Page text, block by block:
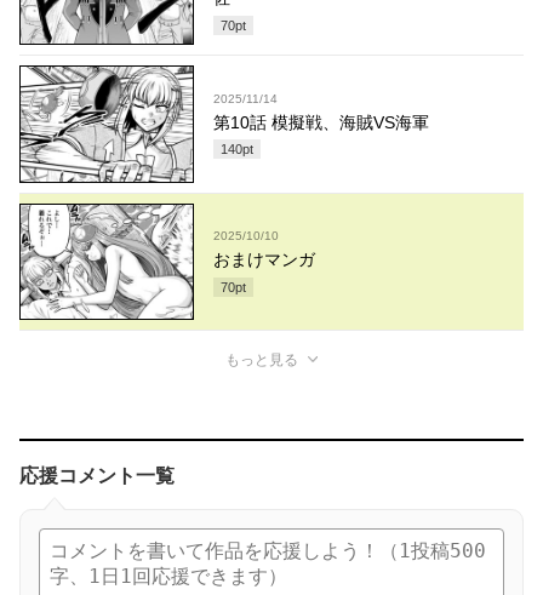
70pt
2025/11/14
第10話 模擬戦、海賊VS海軍
140pt
2025/10/10
おまけマンガ
70pt
もっと見る
応援コメント一覧